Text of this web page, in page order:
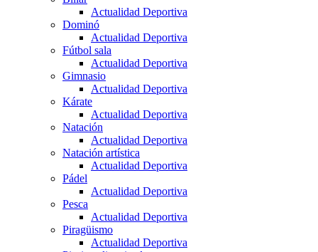
Actualidad Deportiva
Dominó
Actualidad Deportiva
Fútbol sala
Actualidad Deportiva
Gimnasio
Actualidad Deportiva
Kárate
Actualidad Deportiva
Natación
Actualidad Deportiva
Natación artística
Actualidad Deportiva
Pádel
Actualidad Deportiva
Pesca
Actualidad Deportiva
Piragüismo
Actualidad Deportiva